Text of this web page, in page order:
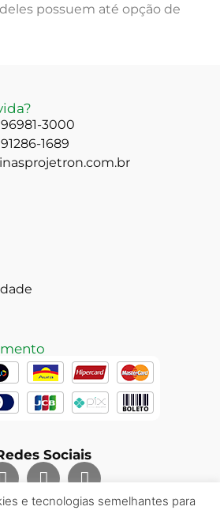
possuem até opção de
3000
1689
Sociais
e tecnologias semelhantes para